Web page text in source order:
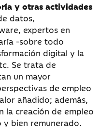
y otras actividades
datos,
expertos en
-sobre todo
digital y la
Se trata de
un mayor
de empleo
añadido; además,
la creación de empleo
y bien remunerado.